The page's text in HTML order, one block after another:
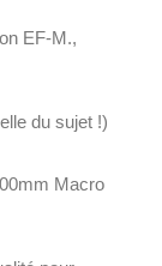
EF-M.,
du sujet !)
Macro